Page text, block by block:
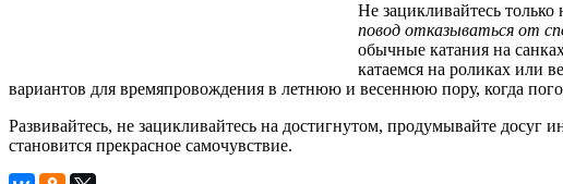
Не зацикливайтесь
повод отказываться от
обычные катания на
катаемся на роликах или
вариантов для времяпровождения в летнюю и весеннюю пору, когда
Развивайтесь, не зацикливайтесь на достигнутом, продумывайте
становится прекрасное самочувствие.